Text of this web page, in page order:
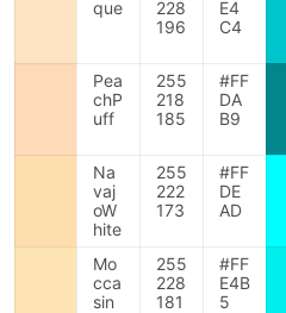
que
228
196
E4
C4
Pea
chP
uff
255
218
185
#FF
DA
B9
Na
vaj
oW
hite
255
222
173
#FF
DE
AD
Mo
cca
sin
255
228
181
#FF
E4B
5